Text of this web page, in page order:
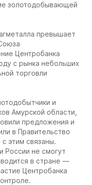
золотодобывающей
превышает
Центробанка
с рынка небольших
торговли
и
Амурской области,
предложения и
в Правительство
этим связаны.
России не смогут
в стране —
Центробанка